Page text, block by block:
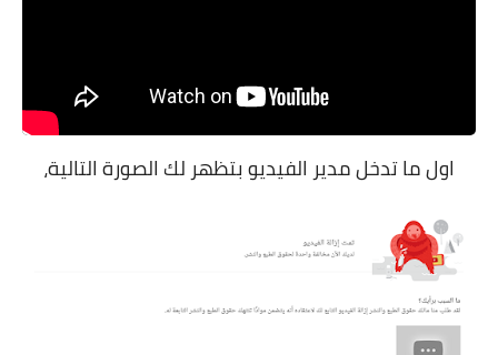
اول ما تدخل مدير الفيديو بتظهر لك الصورة التالية،